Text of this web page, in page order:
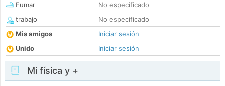
Fumar
No especificado
trabajo
No especificado
Mis amigos
Iniciar sesión
Unido
Iniciar sesión
Mi física y +